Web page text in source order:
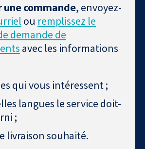
une commande, envoyez-
ou remplissez le
demande de
avec les informations
qui vous intéressent ;
langues le service doit-
;
livraison souhaité.